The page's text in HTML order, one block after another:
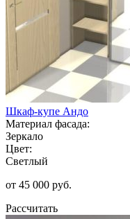
Шкаф-купе Андо
Материал фасада:
Зеркало
Цвет:
Светлый
от 45 000 руб.
Рассчитать